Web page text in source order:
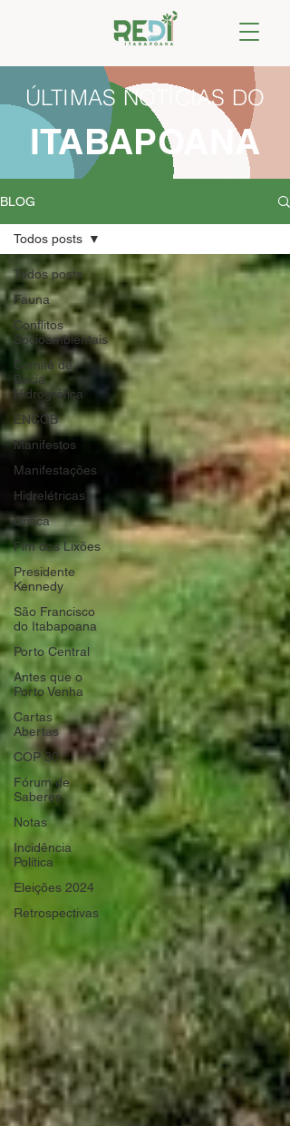
ÚLTIMAS NOTÍCIAS DO
ITABAPOANA
BLOG
Todos posts
Fauna
Conflitos
Socioambientais
Comitê de
Bacia
Hidrográfica
ENCOB
Manifestos
Manifestações
Hidrelétricas
Crítica
Fim dos Lixões
Presidente
Kennedy
São Francisco
do Itabapoana
Porto Central
Antes que o
Porto Venha
Cartas
Abertas
COP 30
Fórum de
Saberes
Notas
Incidência
Política
Eleições 2024
Retrospectivas
Todos posts